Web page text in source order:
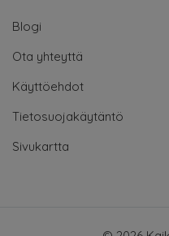
Blogi
Ota yhteyttä
Käyttöehdot
Tietosuojakäytäntö
Sivukartta